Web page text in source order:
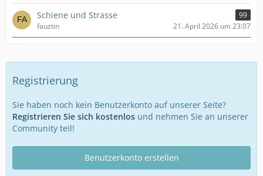
Schiene und Strasse
99
fauztin
21. April 2026 um 23:07
Registrierung
Sie haben noch kein Benutzerkonto auf unserer Seite?
Registrieren Sie sich kostenlos und nehmen Sie an unserer
Community teil!
Benutzerkonto erstellen